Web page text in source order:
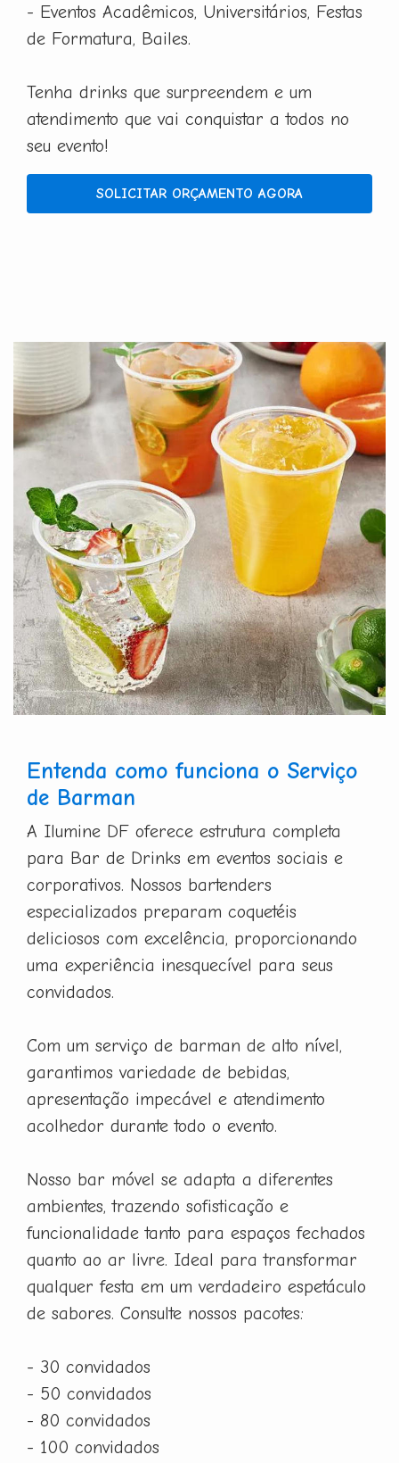
- Eventos Acadêmicos, Universitários, Festas
de Formatura, Bailes.
Tenha drinks que surpreendem e um
atendimento que vai conquistar a todos no
seu evento!
SOLICITAR ORÇAMENTO AGORA
Entenda como funciona o Serviço
de Barman
A Ilumine DF oferece estrutura completa
para Bar de Drinks em eventos sociais e
corporativos. Nossos bartenders
especializados preparam coquetéis
deliciosos com excelência, proporcionando
uma experiência inesquecível para seus
convidados.
Com um serviço de barman de alto nível,
garantimos variedade de bebidas,
apresentação impecável e atendimento
acolhedor durante todo o evento.
Nosso bar móvel se adapta a diferentes
ambientes, trazendo sofisticação e
funcionalidade tanto para espaços fechados
quanto ao ar livre. Ideal para transformar
qualquer festa em um verdadeiro espetáculo
de sabores. Consulte nossos pacotes:
- 30 convidados
- 50 convidados
- 80 convidados
- 100 convidados